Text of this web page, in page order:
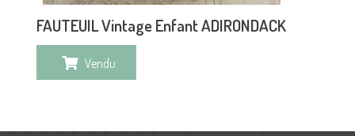
FAUTEUIL Vintage Enfant ADIRONDACK
Vendu